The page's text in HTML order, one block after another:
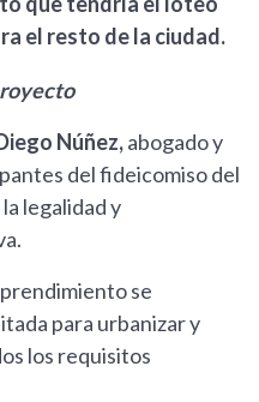
el resto de la ciudad.
Núñez,abogado y
del fideicomiso del
legalidad y
se
para urbanizar y
los requisitos